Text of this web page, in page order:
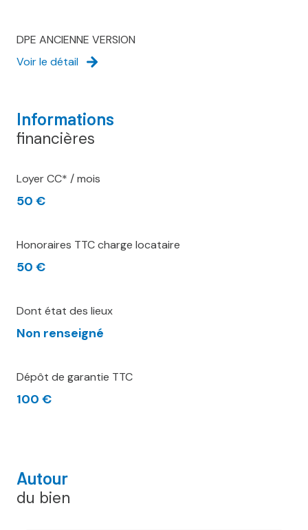
DPE ANCIENNE VERSION
Voir le détail
Informations
financières
Loyer CC* / mois
50 €
Honoraires TTC charge locataire
50 €
Dont état des lieux
Non renseigné
Dépôt de garantie TTC
100 €
Autour
du bien